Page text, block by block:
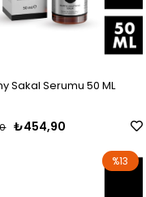
Sakal Serumu 50 ML
₺454,90
%13